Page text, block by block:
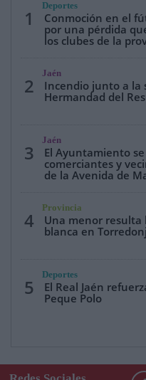
1
Deportes
Conmoción en el
por una pérdida
los clubes de la
2
Jaén
Incendio junto a la
Hermandad del
3
Jaén
El Ayuntamiento
comerciantes y
de la Avenida de
4
Provincia
Una menor resulta
blanca en
5
Deportes
El Real Jaén
Peque Polo